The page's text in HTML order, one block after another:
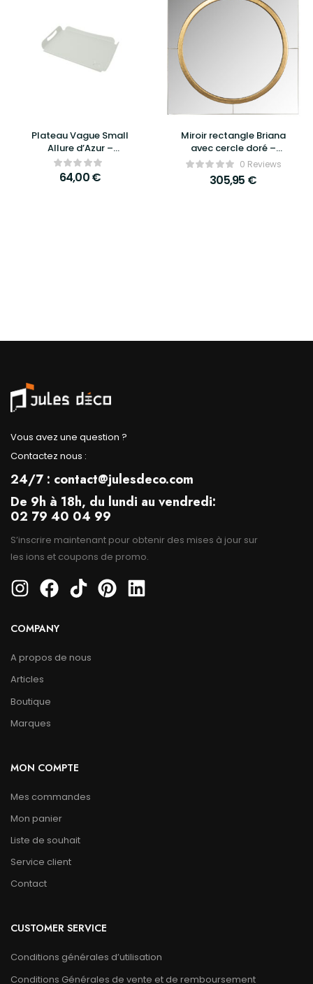
Plateau Vague Small
Allure d’Azur –
Élégance, raffinement
et praticité au
quotidien
64,00€
Miroir rectangle Briana
avec cercle doré –
Richmond Interiors
0 Reviews
305,95 €
Vous avez une question ?
Contactez nous :
24/7 : contact@julesdeco.com
De 9h à 18h, du lundi au vendredi:
02 79 40 04 99
S’inscrire maintenant pour obtenir des mises à jour sur
les ions et coupons de promo.
COMPANY
A propos de nous
Articles
Boutique
Marques
MON COMPTE
Mes commandes
Mon panier
Liste de souhait
Service client
Contact
CUSTOMER SERVICE
Conditions générales d’utilisation
Conditions Générales de vente et de remboursement